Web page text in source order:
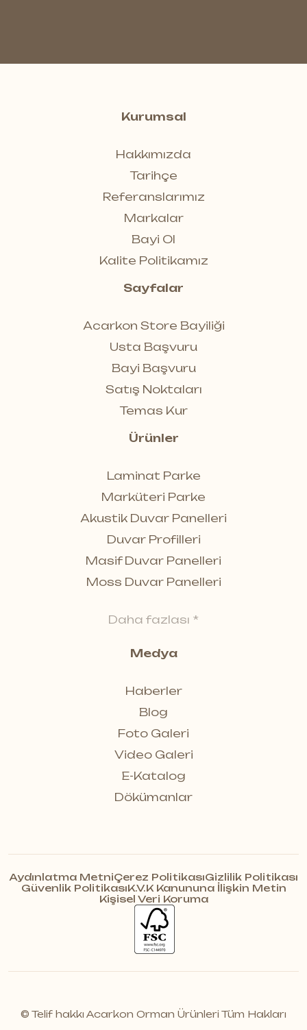
Kurumsal
Hakkımızda
Tarihçe
Referanslarımız
Markalar
Bayi Ol
Kalite Politikamız
Sayfalar
Acarkon Store Bayiliği
Usta Başvuru
Bayi Başvuru
Satış Noktaları
Temas Kur
Ürünler
Laminat Parke
Marküteri Parke
Akustik Duvar Panelleri
Duvar Profilleri
Masif Duvar Panelleri
Moss Duvar Panelleri
Daha fazlası *
Medya
Haberler
Blog
Foto Galeri
Video Galeri
E-Katalog
Dökümanlar
Aydınlatma MetniÇerez PolitikasıGizlilik Politikası
Güvenlik PolitikasıK.V.K Kanununa İlişkin Metin
Kişisel Veri Koruma
© Telif hakkı Acarkon Orman Ürünleri Tüm Hakları